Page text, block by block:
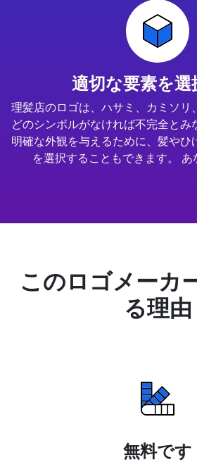
適切な要素を選
理髪店のロゴは、ハサミ、カミソリ
どのシンボルがなければ不完全とみ
明確な外観を与えるために、髪やひ
を選択することもできます。 あ
このロゴメーカ
る理由
無料です